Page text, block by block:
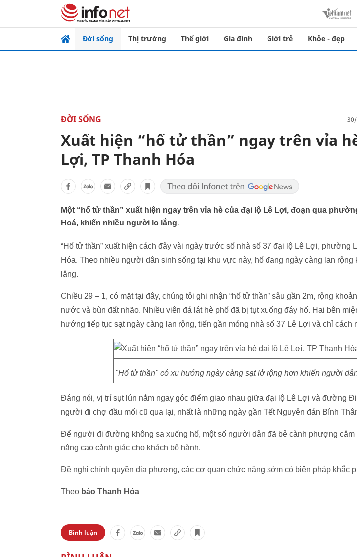
Đời sống Thị trường Thế giới Gia đình Giới trẻ Khỏe - đẹp
ĐỜI SỐNG
Xuất hiện “hố tử thần” ngay trên vỉa
Lợi, TP Thanh Hóa
Một “hố tử thần” xuất hiện ngay trên vỉa hè của đại lộ Lê Lợi, đoạn qua
Hoá, khiến nhiều người lo lắng.
“Hố tử thần” xuất hiện cách đây vài ngày trước số nhà số 37 đại lộ Lê Lợi, phường
Hóa. Theo nhiều người dân sinh sống tại khu vực này, hố đang ngày càng lan
lắng.
Chiều 29 – 1, có mặt tại đây, chúng tôi ghi nhận “hố tử thần” sâu gần 2m, rộng
nước và bùn đất nhão. Nhiều viên đá lát hè phố đã bị tụt xuống đáy hố. Hai bên
hướng tiếp tục sạt ngày càng lan rộng, tiến gần móng nhà số 37 Lê Lợi và chỉ cách
"Hố tử thần" có xu hướng ngày càng sạt lở rộng hơn khiến người
Đáng nói, vị trí sụt lún nằm ngay góc điểm giao nhau giữa đại lộ Lê Lợi và đường
người đi chợ đầu mối cũ qua lại, nhất là những ngày gần Tết Nguyên đán Bính
Để người đi đường không sa xuống hố, một số người dân đã bẻ cành phượng cắm
nâng cao cảnh giác cho khách bộ hành.
Đề nghị chính quyền địa phương, các cơ quan chức năng sớm có biện pháp khắc
Theo báo Thanh Hóa
Bình luận